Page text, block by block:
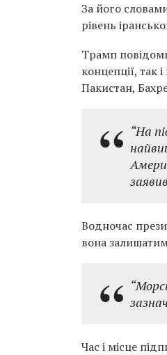
За його
рівень
Трамп
концепції, так
Пакистан,
“На
Водночас
вона
Час і місце